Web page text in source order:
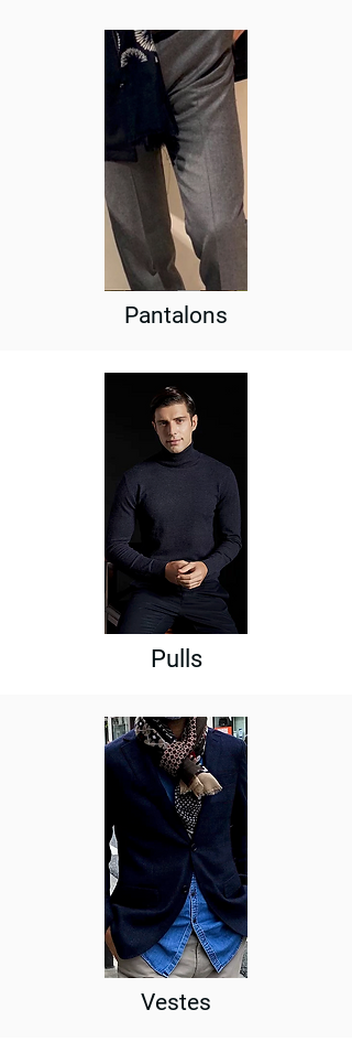
Pantalons
Pulls
Vestes